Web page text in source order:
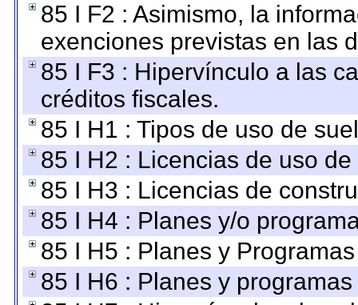
85 I F2 : Asimismo, la
exenciones previstas en las
85 I F3 : Hipervínculo a las
créditos fiscales.
85 I H1 : Tipos de uso de
85 I H2 : Licencias de uso
85 I H3 : Licencias de
85 I H4 : Planes y/o
85 I H5 : Planes y
85 I H6 : Planes y